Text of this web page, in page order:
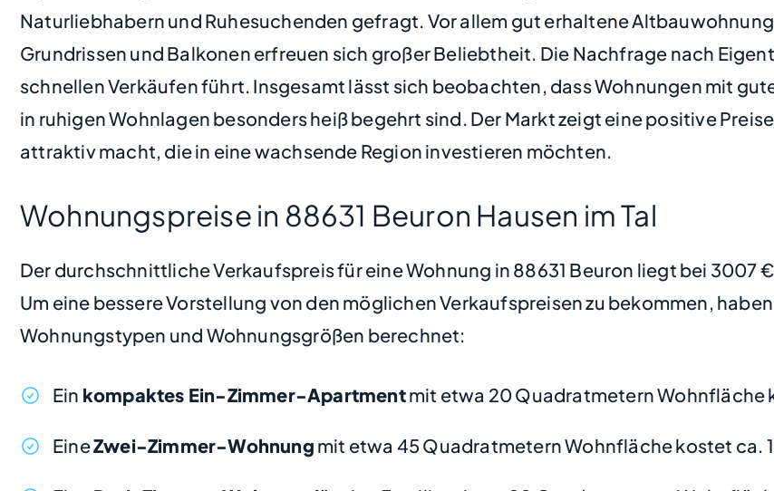
Naturliebhabern und Ruhesuchenden gefragt. Vor allem gut erhaltene
Grundrissen und Balkonen erfreuen sich großer Beliebtheit. Die Nachfrage nach
schnellen Verkäufen führt. Insgesamt lässt sich beobachten, dass Wohnungen mit
in ruhigen Wohnlagen besonders heiß begehrt sind. Der Markt zeigt eine positive
attraktiv macht, die in eine wachsende Region investieren möchten.
Wohnungspreise in 88631 Beuron Hausen im Tal
Der durchschnittliche Verkaufspreis für eine Wohnung in 88631 Beuron liegt bei 3007
Um eine bessere Vorstellung von den möglichen Verkaufspreisen zu bekommen,
Wohnungstypen und Wohnungsgrößen berechnet:
Ein kompaktes Ein-Zimmer-Apartmentmit etwa 20 Quadratmetern Wohnfläche
EineZwei-Zimmer-Wohnung mit etwa 45 Quadratmetern Wohnfläche kostet ca.